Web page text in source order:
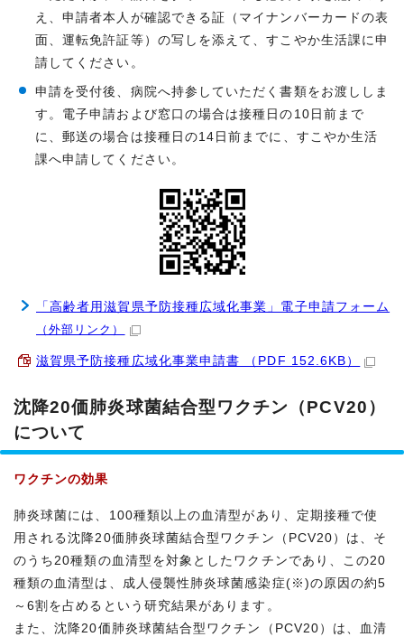
え、申請者本人が確認できる証（マイナンバーカードの表
面、運転免許証等）の写しを添えて、すこやか生活課に申
請してください。
申請を受付後、病院へ持参していただく書類をお渡ししま
す。電子申請および窓口の場合は接種日の10日前まで
に、郵送の場合は接種日の14日前までに、すこやか生活
課へ申請してください。
「高齢者用滋賀県予防接種広域化事業」電子申請フォーム
（外部リンク）
滋賀県予防接種広域化事業申請書 （PDF 152.6KB）
沈降20価肺炎球菌結合型ワクチン（PCV20）
について
ワクチンの効果
肺炎球菌には、100種類以上の血清型があり、定期接種で使
用される沈降20価肺炎球菌結合型ワクチン（PCV20）は、そ
のうち20種類の血清型を対象としたワクチンであり、この20
種類の血清型は、成人侵襲性肺炎球菌感染症(※)の原因の約5
～6割を占めるという研究結果があります。
また、沈降20価肺炎球菌結合型ワクチン（PCV20）は、血清